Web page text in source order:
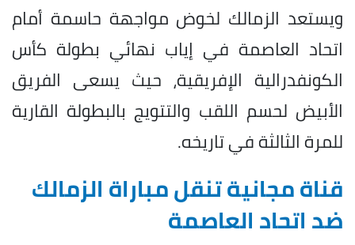
ويستعد الزمالك لخوض مواجهة حاسمة أمام
اتحاد العاصمة في إياب نهائي بطولة كأس
الكونفدرالية الإفريقية، حيث يسعى الفريق
الأبيض لحسم اللقب والتتويج بالبطولة القارية
للمرة الثالثة في تاريخه.
قناة مجانية تنقل مباراة الزمالك
ضد اتحاد العاصمة